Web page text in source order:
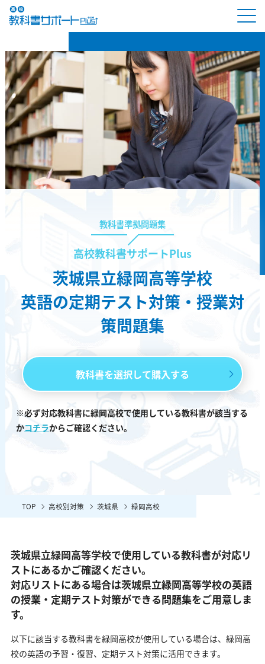
教科書準拠問題集
高校教科書サポートPlus
茨城県立緑岡高等学校
英語の定期テスト対策・授業対
策問題集
教科書を選択して購入する
※必ず対応教科書に緑岡高校で使用している教科書が該当する
かコチラからご確認ください。
TOP 高校別対策 茨城県 緑岡高校
茨城県立緑岡高等学校で使用している教科書が対応リ
ストにあるかご確認ください。
対応リストにある場合は茨城県立緑岡高等学校の英語
の授業・定期テスト対策ができる問題集をご用意しま
す。
以下に該当する教科書を緑岡高校が使用している場合は、 緑岡高
校の英語の予習・復習、定期テスト対策に活用できます。